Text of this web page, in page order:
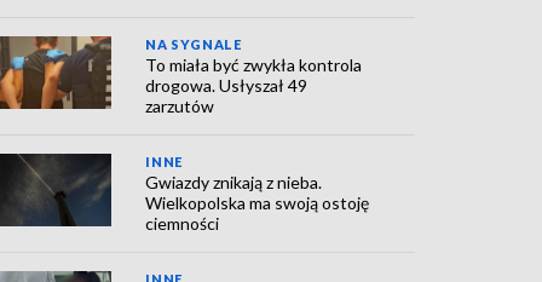
NA SYGNALE
To miała być zwykła kontrola
drogowa. Usłyszał 49
zarzutów
INNE
Gwiazdy znikają z nieba.
Wielkopolska ma swoją ostoję
ciemności